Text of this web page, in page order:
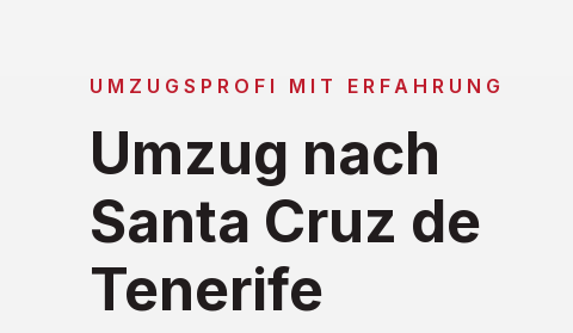
UMZUGSPROFI MIT ERFAHRUNG
Umzug nach
Santa Cruz de
Tenerife